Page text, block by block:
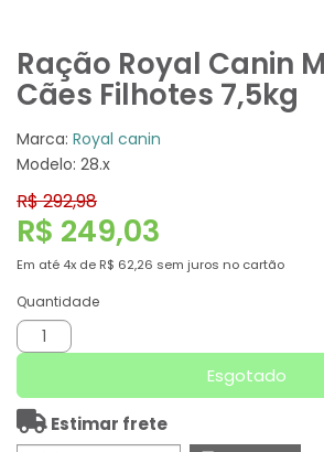
Ração Royal Canin
Cães Filhotes 7,5kg
Marca: Royal canin
Modelo: 28.x
R$ 292,98
R$ 249,03
Em até 4x de R$ 62,26 sem juros no cartão
Quantidade
Esgotado
Estimar frete